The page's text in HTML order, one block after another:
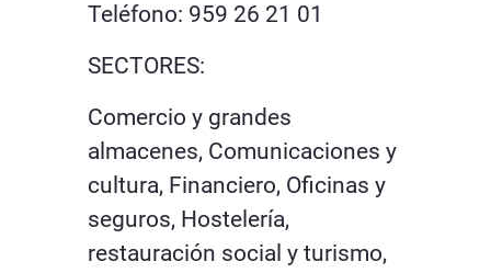
Teléfono: 959 26 21 01
SECTORES:
Comercio y grandes
almacenes, Comunicaciones y
cultura, Financiero, Oficinas y
seguros, Hostelería,
restauración social y turismo,